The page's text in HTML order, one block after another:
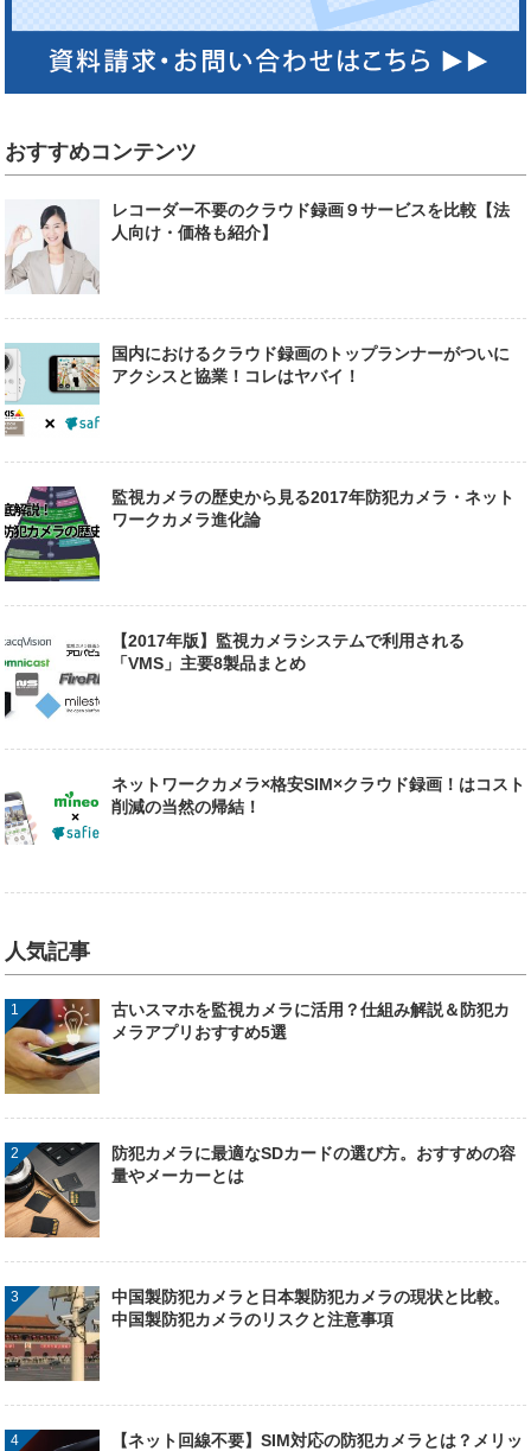
おすすめコンテンツ
レコーダー不要のクラウド録画９サービスを比較【法
人向け・価格も紹介】
国内におけるクラウド録画のトップランナーがついに
アクシスと協業！コレはヤバイ！
監視カメラの歴史から見る2017年防犯カメラ・ネット
ワークカメラ進化論
【2017年版】監視カメラシステムで利用される
「VMS」主要8製品まとめ
ネットワークカメラ×格安SIM×クラウド録画！はコスト
削減の当然の帰結！
人気記事
古いスマホを監視カメラに活用？仕組み解説＆防犯カ
メラアプリおすすめ5選
防犯カメラに最適なSDカードの選び方。おすすめの容
量やメーカーとは
中国製防犯カメラと日本製防犯カメラの現状と比較。
中国製防犯カメラのリスクと注意事項
【ネット回線不要】SIM対応の防犯カメラとは？メリッ